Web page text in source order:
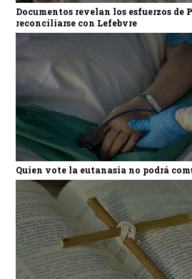
Documentos revelan los esfuerzos de
reconciliarse con Lefebvre
Quien vote la eutanasia no podrá